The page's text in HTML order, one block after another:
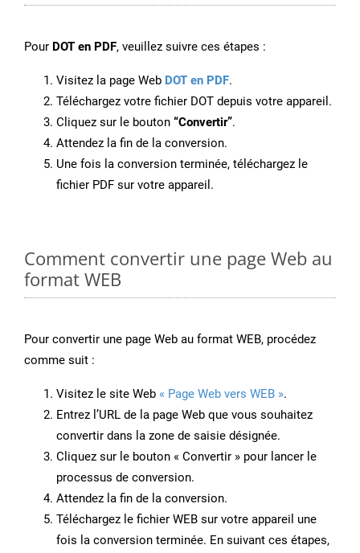
Pour DOT en PDF, veuillez suivre ces étapes :
Visitez la page Web DOT en PDF.
Téléchargez votre fichier DOT depuis votre appareil.
Cliquez sur le bouton “Convertir”.
Attendez la fin de la conversion.
Une fois la conversion terminée, téléchargez le
fichier PDF sur votre appareil.
Comment convertir une page Web au
format WEB
Pour convertir une page Web au format WEB, procédez
comme suit :
Visitez le site Web « Page Web vers WEB ».
Entrez l’URL de la page Web que vous souhaitez
convertir dans la zone de saisie désignée.
Cliquez sur le bouton « Convertir » pour lancer le
processus de conversion.
Attendez la fin de la conversion.
Téléchargez le fichier WEB sur votre appareil une
fois la conversion terminée. En suivant ces étapes,